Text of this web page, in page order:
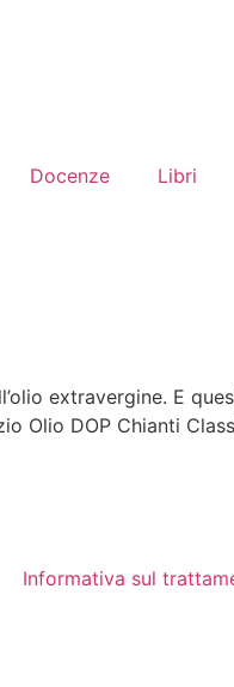
Docenze Libri
extravergine. E
Olio DOP Chianti
Informativa sul